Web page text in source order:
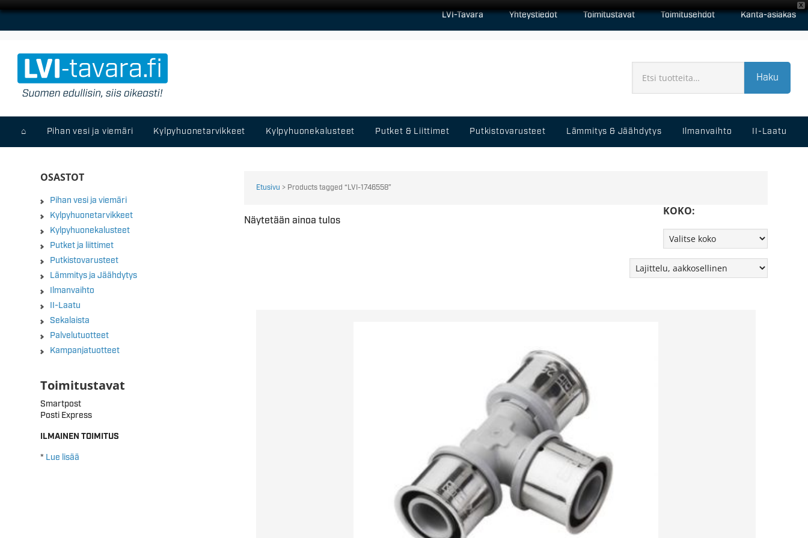
X
LVI-Tavara Yhteystiedot Toimitustavat Toimitusehdot Kanta-asiakas
Haku
⌂ Pihan vesi ja viemäri Kylpyhuonetarvikkeet Kylpyhuonekalusteet Putket & Liittimet Putkistovarusteet Lämmitys & Jäähdytys Ilmanvaihto II-Laatu
Etusivu > Products tagged “LVI-1746558”
KOKO:
Näytetään ainoa tulos
OSASTOT
Pihan vesi ja viemäri
Kylpyhuonetarvikkeet
Kylpyhuonekalusteet
Putket ja liittimet
Putkistovarusteet
Lämmitys ja Jäähdytys
Ilmanvaihto
II-Laatu
Sekalaista
Palvelutuotteet
Kampanjatuotteet
Toimitustavat
Smartpost
Posti Express
ILMAINEN TOIMITUS
* Lue lisää